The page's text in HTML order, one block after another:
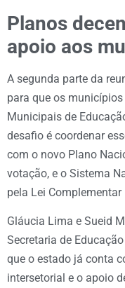
Planos
apoio aos
A segunda parte da
para que os
Municipais de
desafio é coordenar
com o novo Plano
votação, e o Sistema
pela Lei
Gláucia Lima e Sueid
Secretaria de
que o estado já conta
intersetorial e o apoio